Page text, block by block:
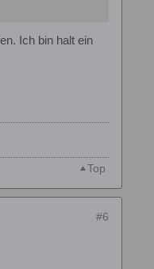
Ich bin halt ein
Top
#6